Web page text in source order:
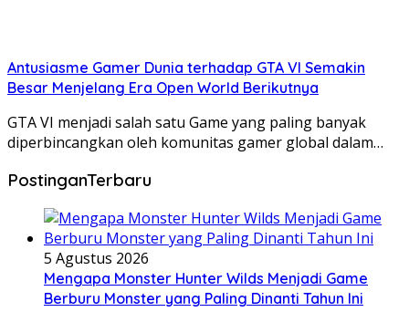
Antusiasme Gamer Dunia terhadap GTA VI Semakin
Besar Menjelang Era Open World Berikutnya
GTA VI menjadi salah satu Game yang paling banyak
diperbincangkan oleh komunitas gamer global dalam…
PostinganTerbaru
5 Agustus 2026
Mengapa Monster Hunter Wilds Menjadi Game
Berburu Monster yang Paling Dinanti Tahun Ini